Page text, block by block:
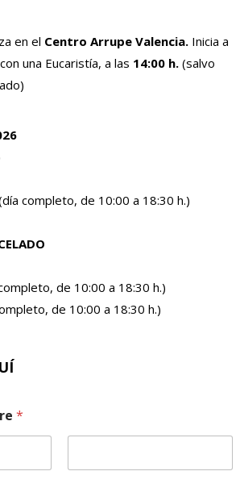
en el Centro Arrupe Valencia. Inicia a
una Eucaristía, a las 14:00 h. (salvo
completo, de 10:00 a 18:30 h.)
de 10:00 a 18:30 h.)
de 10:00 a 18:30 h.)
*